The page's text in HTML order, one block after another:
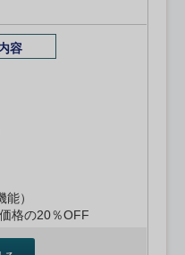
容
）
格の20％OFF